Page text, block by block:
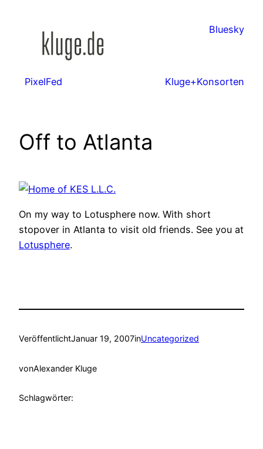
Bluesky
PixelFed Kluge+Konsorten
Off to Atlanta
On my way to Lotusphere now. With short
stopover in Atlanta to visit old friends. See you at
Lotusphere.
VeröffentlichtJanuar 19, 2007inUncategorized
vonAlexander Kluge
Schlagwörter: